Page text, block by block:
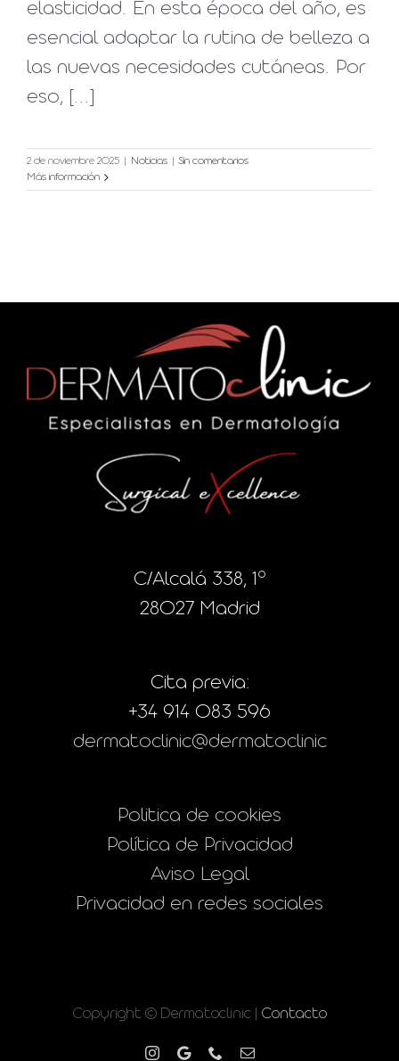
elasticidad. En esta época del año, es
esencial adaptar la rutina de belleza a
las nuevas necesidades cutáneas. Por
eso, [...]
2 de noviembre 2025 Noticias
Sin comentarios
Más información
C/Alcalá 338, 1º
28027 Madrid
Cita previa:
+34 914 083 596
dermatoclinic@dermatoclinic
Politica de cookies
Política de Privacidad
Aviso Legal
Privacidad en redes sociales
Copyright © Dermatoclinic | Contacto
Instagram
Google PhoneCorreo